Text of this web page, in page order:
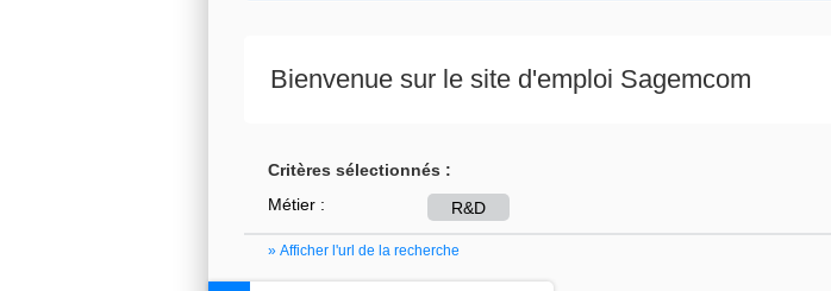
Bienvenue sur le site d'emploi Sagemcom
Critères sélectionnés :
Métier :
R&D
» Afficher l'url de la recherche